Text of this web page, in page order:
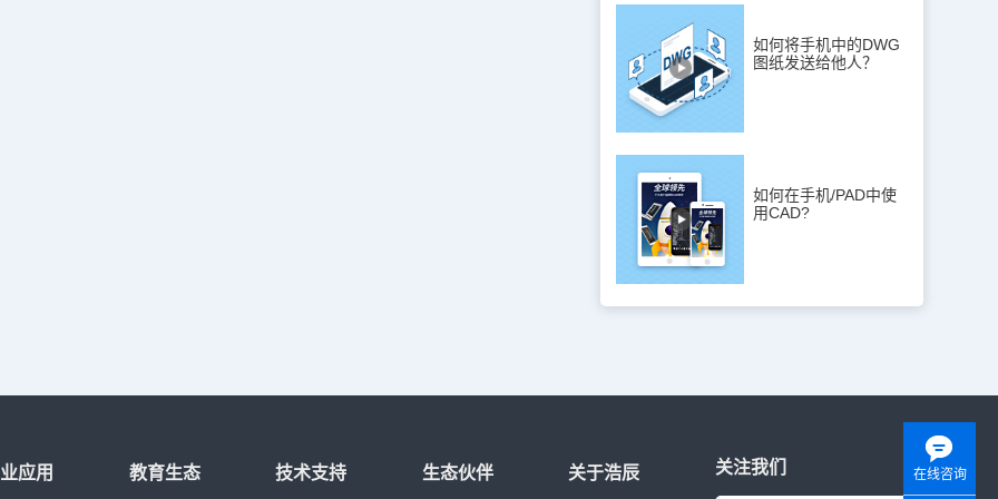
如何将手机中的DWG
图纸发送给他人？
如何在手机/PAD中使
用CAD?
应用 教育生态 技术支持 生态伙伴 关于浩辰 关注我们 在线咨询